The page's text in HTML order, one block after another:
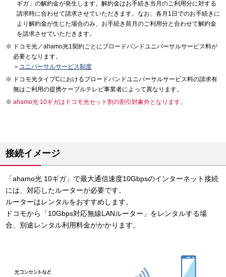
ギガ」の解約金が発生します。解約金はお手続き当月のご利用分に対する
請求時に合わせて請求させていただきます。なお、各月1日でのお手続きに
より解約金が生じた場合のみ、お手続き前月のご利用分と合わせて解約金
を請求させていただきます。
ドコモ光／ahamo光1契約ごとにブロードバンドユニバーサルサービス料が
必要となります。
＞ ユニバーサルサービス制度
ドコモ光タイプCにおけるブロードバンドユニバーサルサービス料の請求有
無はご利用の提携ケーブルテレビ事業者によって異なります。
ahamo光 10ギガはドコモ光セット割の割引対象外となります。
接続イメージ
「ahamo光 10ギガ」で最大通信速度10Gbpsのインターネット接続
には、対応したルーターが必要です。
ルーターはレンタルをおすすめします。
ドコモから「10Gbps対応無線LANルーター」をレンタルする場
合、別途レンタル利用料金がかかります。